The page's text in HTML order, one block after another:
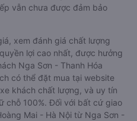
vẫn chưa được đảm bảo
xem đánh giá chất lượng
lợi cao nhất, được hưởng
Nga Sơn - Thanh Hóa
có thể đặt mua tại website
khách chất lượng, và uy tín
chỗ 100%. Đối với bất cứ giao
Mai - Hà Nội từ Nga Sơn -